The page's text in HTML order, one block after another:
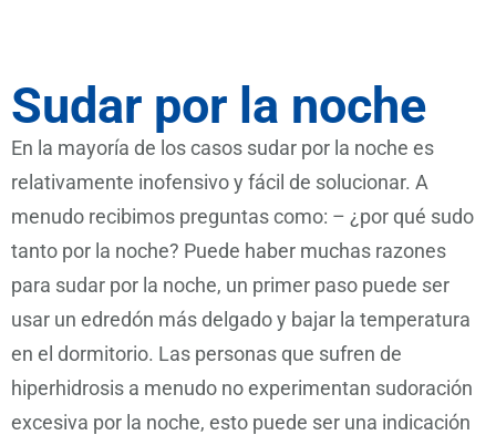
Sudar por la noche
En la mayoría de los casos sudar por la noche es
relativamente inofensivo y fácil de solucionar. A
menudo recibimos preguntas como: – ¿por qué sudo
tanto por la noche? Puede haber muchas razones
para sudar por la noche, un primer paso puede ser
usar un edredón más delgado y bajar la temperatura
en el dormitorio. Las personas que sufren de
hiperhidrosis a menudo no experimentan sudoración
excesiva por la noche, esto puede ser una indicación